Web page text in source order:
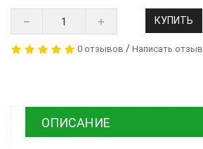
КУПИТЬ
0 отзывов / Написать отзыв
ОПИСАНИЕ